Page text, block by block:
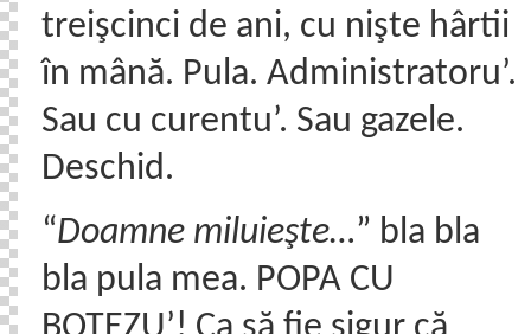
treişcinci de ani, cu nişte hârtii
în mână. Pula. Administratoru’.
Sau cu curentu’. Sau gazele.
Deschid.
“Doamne miluieşte…” bla bla
bla pula mea. POPA CU